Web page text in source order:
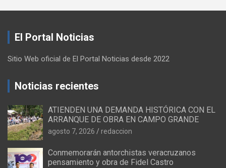
El Portal Noticias
Sitio Web oficial de El Portal Noticias desde 2022
Noticias recientes
ATIENDEN UNA DEMANDA HISTÓRICA CON EL
ARRANQUE DE OBRA EN CAMPO GRANDE
agosto 7, 2026 redaccion
Conmemorarán antorchistas veracruzanos
pensamiento y obra de Fidel Castro